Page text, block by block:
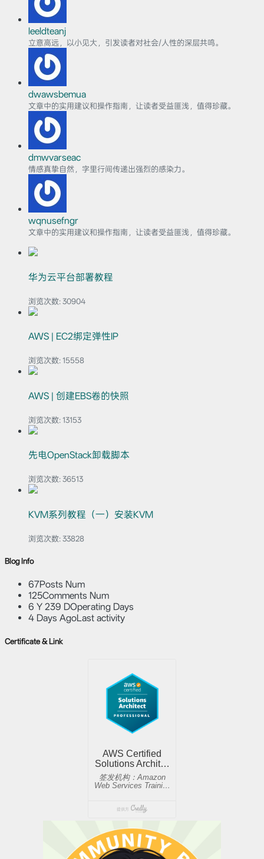
leeldteanj
立意高远，以小见大，引发读者对社会/人性的深层共鸣。
dwawsbemua
文章中的实用建议和操作指南，让读者受益匪浅，值得珍藏。
dmwvarseac
情感真挚自然，字里行间传递出强烈的感染力。
wqnusefngr
文章中的实用建议和操作指南，让读者受益匪浅，值得珍藏。
华为云平台部署教程
浏览次数: 30904
AWS | EC2绑定弹性IP
浏览次数: 15558
AWS | 创建EBS卷的快照
浏览次数: 13153
先电OpenStack卸载脚本
浏览次数: 36513
KVM系列教程（一）安装KVM
浏览次数: 33828
Blog Info
67Posts Num
125Comments Num
6 Y 239 DOperating Days
4 Days AgoLast activity
Certificate & Link